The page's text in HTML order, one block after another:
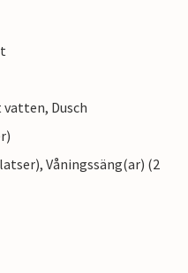
vatten, Dusch
Våningssäng(ar) (2